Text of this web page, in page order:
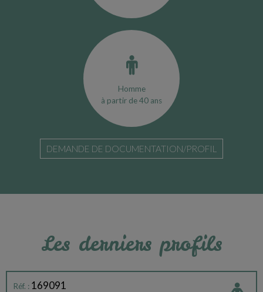
Homme
à partir de 40 ans
DEMANDE DE DOCUMENTATION/PROFIL
Les derniers profils
Réf. : 169091